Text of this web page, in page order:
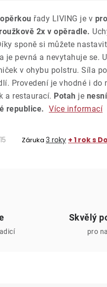
řady LIVING je v
2x v opěradle.
sponě si můžete
je pevná a nevytahuje se.
v ohybu polstru. Síla
Provedení je vhodné i do
a restaurací. Potah je
republice. Více informací
Záruka 3 roky + 1 rok s
Skvělý
pro